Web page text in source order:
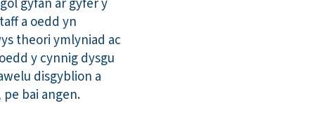
gyfan ar gyfer y
a oedd yn
theori ymlyniad ac
y cynnig dysgu
disgyblion a
bai angen.